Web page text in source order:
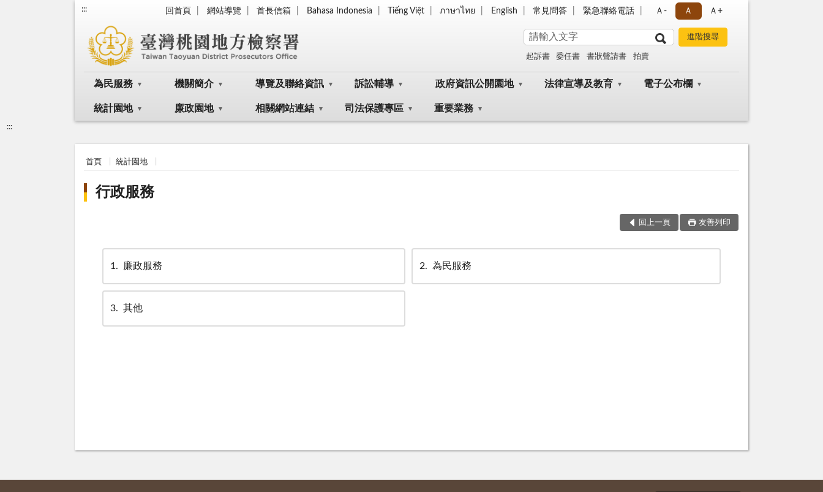
::: 回首頁 網站導覽 首長信箱 Bahasa Indonesia Tiếng Việt ภาษาไทย English 常見問答 緊急聯絡電話 Ａ- Ａ Ａ+
起訴書 委任書 書狀聲請書 拍賣
為民服務 機關簡介 導覽及聯絡資訊 訴訟輔導 政府資訊公開園地 法律宣導及教育 電子公布欄
統計園地 廉政園地 相關網站連結 司法保護專區 重要業務
:::
首頁 統計園地
行政服務
回上一頁 友善列印
1 廉政服務 2 為民服務
3 其他